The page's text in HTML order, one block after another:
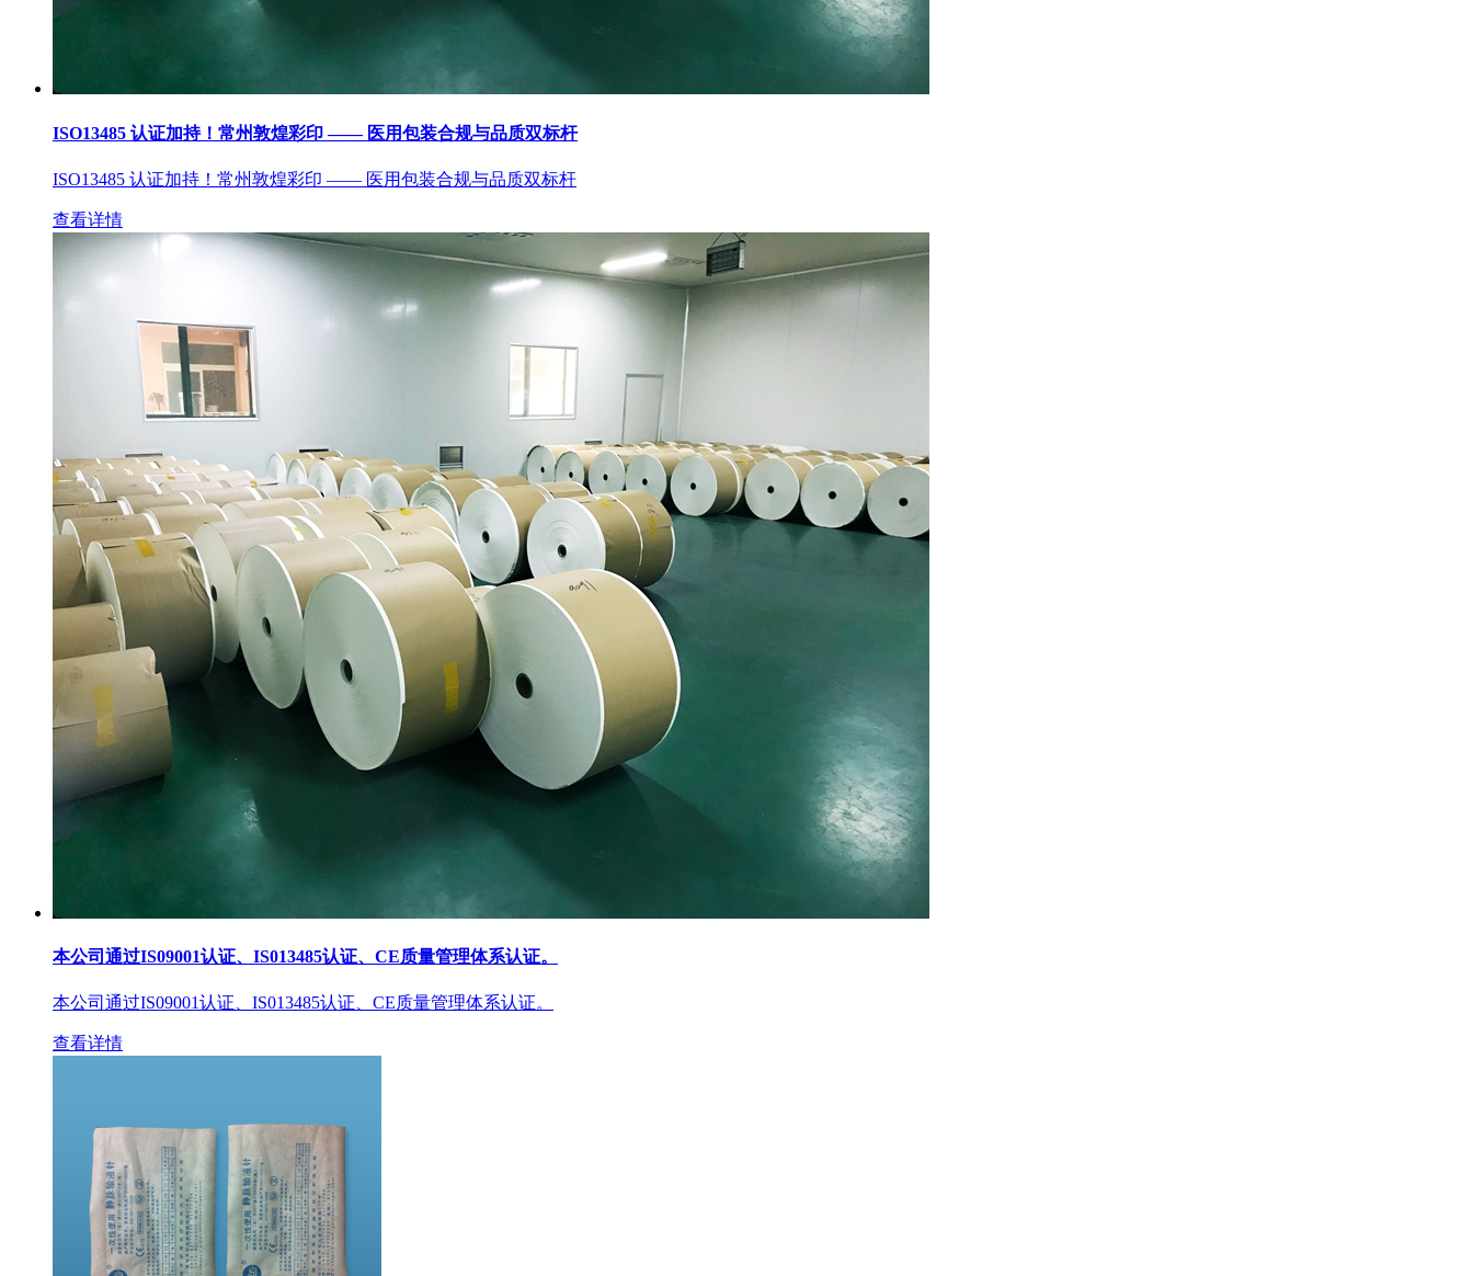
ISO13485 认证加持！常州敦煌彩印 —— 医用包装合规与品质双标杆
ISO13485 认证加持！常州敦煌彩印 —— 医用包装合规与品质双标杆
查看详情
本公司通过IS09001认证、IS013485认证、CE质量管理体系认证。
本公司通过IS09001认证、IS013485认证、CE质量管理体系认证。
查看详情